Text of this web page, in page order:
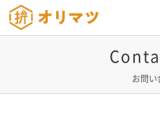
株式会社オリマツ
お問い